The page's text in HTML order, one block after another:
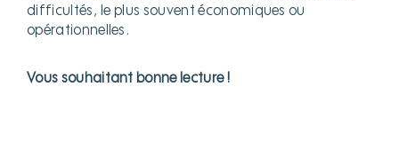
difficultés, le plus souvent économiques ou
opérationnelles.
Vous souhaitant bonne lecture !